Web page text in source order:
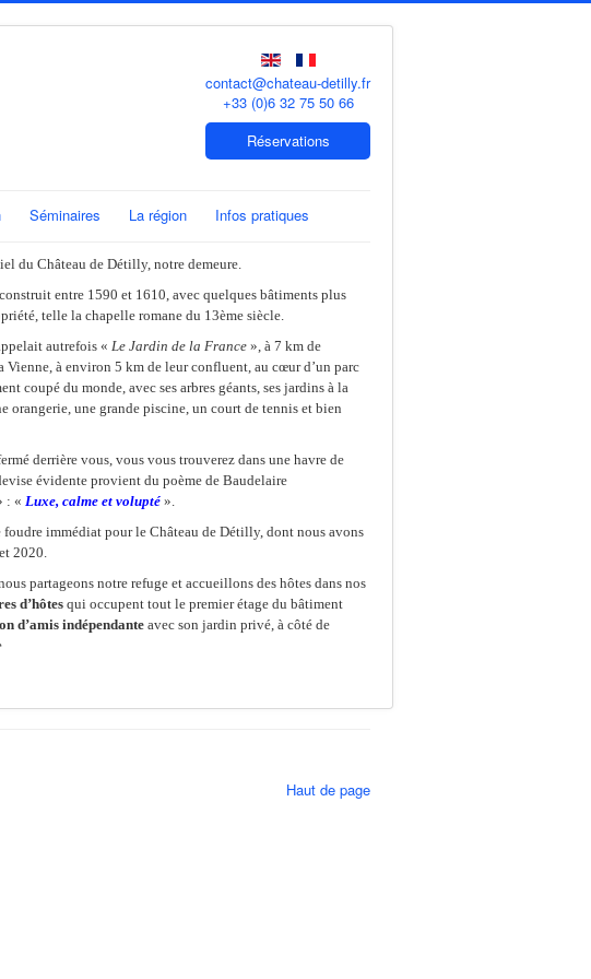
contact@chateau-detilly.fr
+33 (0)6 32 75 50 66
Réservations
Séminaires La région Infos pratiques
du Château de Détilly, notre demeure.
entre 1590 et 1610, avec quelques bâtiments plus
telle la chapelle romane du 13ème siècle.
autrefois « Le Jardin de la France », à 7 km de
à environ 5 km de leur confluent, au cœur d’un parc
coupé du monde, avec ses arbres géants, ses jardins à la
orangerie, une grande piscine, un court de tennis et bien
derrière vous, vous vous trouverez dans une havre de
évidente provient du poème de Baudelaire
: « Luxe, calme et volupté ».
foudre immédiat pour le Château de Détilly, dont nous avons
2020.
partageons notre refuge et accueillons des hôtes dans nos
d’hôtesqui occupent tout le premier étage du bâtiment
d’amis indépendanteavec son jardin privé, à côté de
La maison d’amis
Haut de page